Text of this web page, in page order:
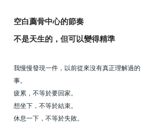
空白薦骨中心的節奏
不是天生的，但可以變得精準
我慢慢發現一件，以前從來沒有真正理解過的
事。
疲累，不等於要回家。
想坐下，不等於結束。
休息一下，不等於失敗。